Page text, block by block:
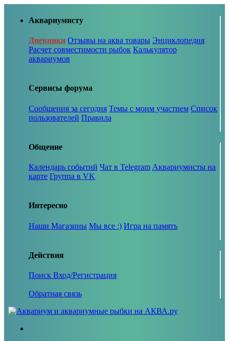
Аквариумисту
Дневники Отзывы на аква товары Энциклопедия
Расчет совместимости рыбок Калькулятор
аквариумов
Сервисы форума
Сообщения за сегодня Темы с моим участием Список
пользователей Правила
Общение
Календарь событий Чат в Telegram Аквариумисты на
карте Группа в VK
Интересно
Наши Магазины Мы все :) Игра на память
Действия
Поиск Вход/Регистрация
Обратная связь